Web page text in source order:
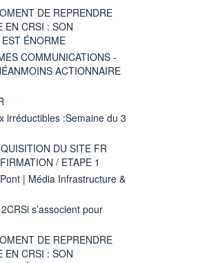
DE REPRENDRE
EN CRSI : SON
ÉNORME
COMMUNICATIONS -
ACTIONNAIRE
irréductibles :Semaine du 3
DU SITE FR
/ ETAPE 1
| Média Infrastructure &
s’associent pour
DE REPRENDRE
EN CRSI : SON